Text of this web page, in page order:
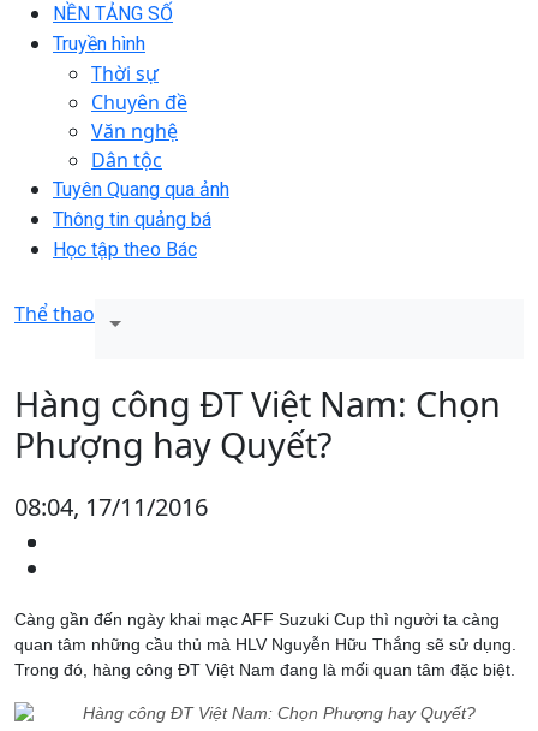
NỀN TẢNG SỐ
Truyền hình
Thời sự
Chuyên đề
Văn nghệ
Dân tộc
Tuyên Quang qua ảnh
Thông tin quảng bá
Học tập theo Bác
Thể thao
Hàng công ĐT Việt Nam: Chọn
Phượng hay Quyết?
08:04, 17/11/2016
Càng gần đến ngày khai mạc AFF Suzuki Cup thì người ta càng
quan tâm những cầu thủ mà HLV Nguyễn Hữu Thắng sẽ sử dụng.
Trong đó, hàng công ĐT Việt Nam đang là mối quan tâm đặc biệt.